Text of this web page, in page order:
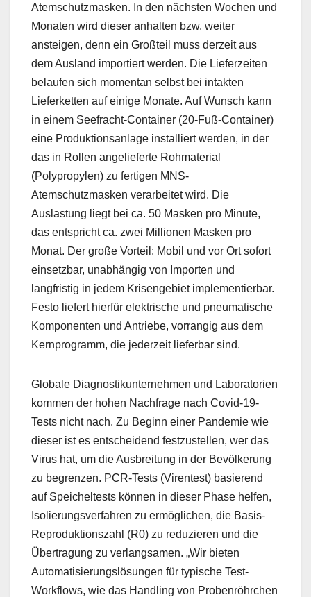
Atemschutzmasken. In den nächsten Wochen und
Monaten wird dieser anhalten bzw. weiter
ansteigen, denn ein Großteil muss derzeit aus
dem Ausland importiert werden. Die Lieferzeiten
belaufen sich momentan selbst bei intakten
Lieferketten auf einige Monate. Auf Wunsch kann
in einem Seefracht-Container (20-Fuß-Container)
eine Produktionsanlage installiert werden, in der
das in Rollen angelieferte Rohmaterial
(Polypropylen) zu fertigen MNS-
Atemschutzmasken verarbeitet wird. Die
Auslastung liegt bei ca. 50 Masken pro Minute,
das entspricht ca. zwei Millionen Masken pro
Monat. Der große Vorteil: Mobil und vor Ort sofort
einsetzbar, unabhängig von Importen und
langfristig in jedem Krisengebiet implementierbar.
Festo liefert hierfür elektrische und pneumatische
Komponenten und Antriebe, vorrangig aus dem
Kernprogramm, die jederzeit lieferbar sind.
Globale Diagnostikunternehmen und Laboratorien
kommen der hohen Nachfrage nach Covid-19-
Tests nicht nach. Zu Beginn einer Pandemie wie
dieser ist es entscheidend festzustellen, wer das
Virus hat, um die Ausbreitung in der Bevölkerung
zu begrenzen. PCR-Tests (Virentest) basierend
auf Speicheltests können in dieser Phase helfen,
Isolierungsverfahren zu ermöglichen, die Basis-
Reproduktionszahl (R0) zu reduzieren und die
Übertragung zu verlangsamen. „Wir bieten
Automatisierungslösungen für typische Test-
Workflows, wie das Handling von Probenröhrchen